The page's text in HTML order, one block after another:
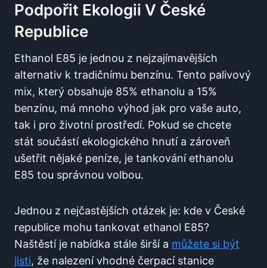
Podpořit Ekologii V České ​
Republice
Ethanol ⁤E85 je jednou z nejzajímavějších
alternativ k tradičnímu benzínu. Tento palivový‌
mix, který obsahuje 85% ethanolu a‍ 15%
benzínu, má ​mnoho výhod jak pro vaše auto,
tak i⁤ pro životní prostředí.⁢ Pokud se chcete
stát součástí ekologického ⁣hnutí a​ zároveň
ušetřit⁣ nějaké peníze, je tankování ethanolu
E85 tou správnou ‍volbou.
Jednou‍ z ‌nejčastějších otázek je: kde v České
‌republice mohu tankovat ‍ethanol E85?‍
Naštěstí je ​nabídka stále širší ‍a můžete ⁣si být
jisti, že⁢ nalezení vhodné čerpací stanice